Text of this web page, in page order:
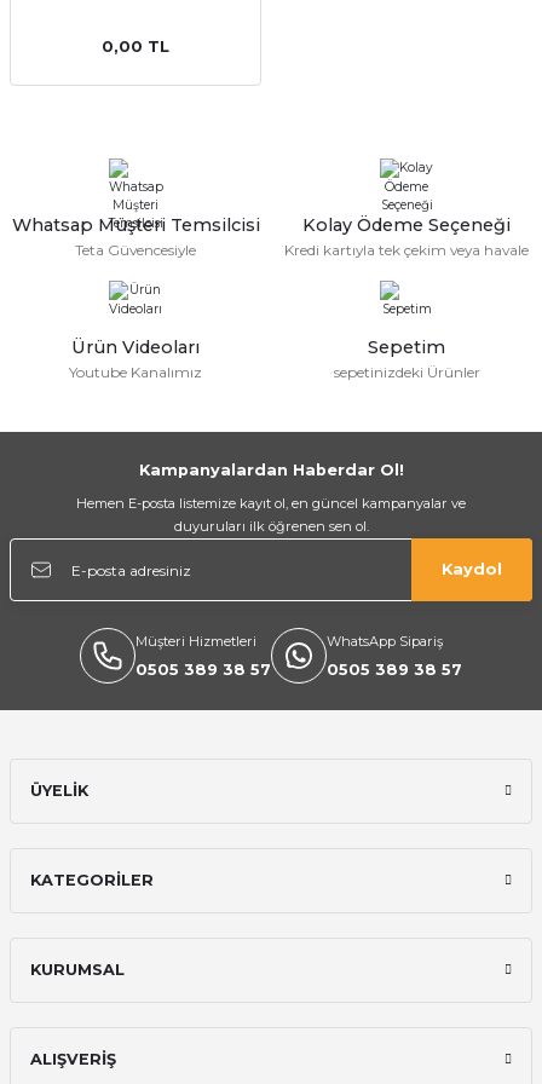
0,00 TL
Whatsap Müşteri Temsilcisi
Teta Güvencesiyle
Kolay Ödeme Seçeneği
Kredi kartıyla tek çekim veya havale
Ürün Videoları
Youtube Kanalımız
Sepetim
sepetinizdeki Ürünler
Kampanyalardan Haberdar Ol!
Hemen E-posta listemize kayıt ol, en güncel kampanyalar ve
duyuruları ilk öğrenen sen ol.
Kaydol
Müşteri Hizmetleri
0505 389 38 57
WhatsApp Sipariş
0505 389 38 57
ÜYELİK
KATEGORİLER
KURUMSAL
ALIŞVERİŞ